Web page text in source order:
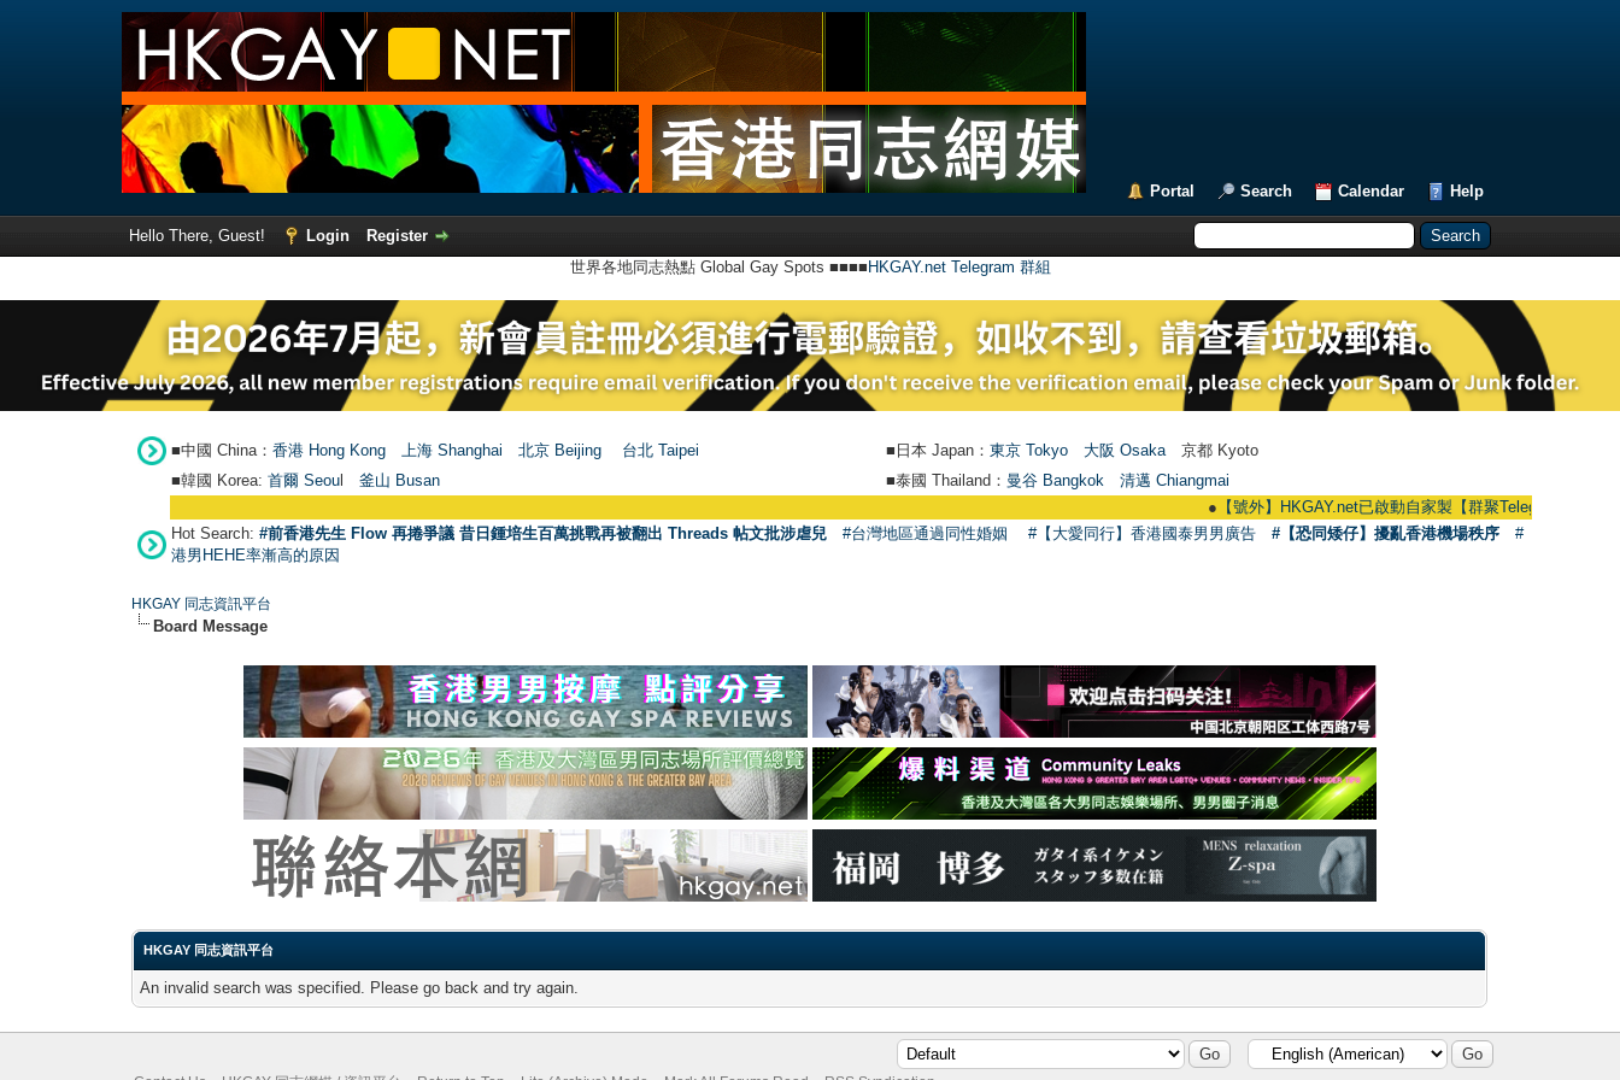
Portal Search Calendar Help
Hello There, Guest! Login
Register
世界各地同志熱點 Global Gay Spots ■■■■ HKGAY.net Telegram 群組
■中國 China： 香港 Hong Kong 上海 Shanghai 北京 Beijing 台北 Taipei ■日本 Japan： 東京 Tokyo 大阪 Osaka 京都 Kyoto
■韓國 Korea: 首爾 Seou 釜山 Busan ■泰國 Thailand： 曼谷 Bangkok
清邁 Chiangmai
【號外】HKGAY.net已啟動自家製【群聚Telegram群組】
Hot Search: #前香港先生 Flow 再捲爭議 昔日鍾培生百萬挑戰再被翻出 Threads 帖文批涉虐兒 #台灣地區通過同性婚姻 #【大愛同行】香港國泰男男廣告 #【恐同矮仔】擾亂香港機場秩序
#
港男HEHE率漸高的原因
HKGAY 同志資訊平台
Board Message
HKGAY 同志資訊平台
An invalid search was specified. Please go back and try again.